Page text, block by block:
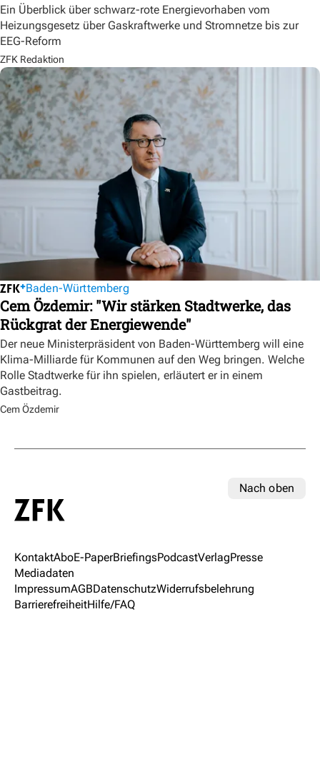
Ein Überblick über schwarz-rote Energievorhaben vom
Heizungsgesetz über Gaskraftwerke und Stromnetze bis zur
EEG-Reform
ZFK Redaktion
Baden-Württemberg
Cem Özdemir: "Wir stärken Stadtwerke, das
Rückgrat der Energiewende"
Der neue Ministerpräsident von Baden-Württemberg will eine
Klima-Milliarde für Kommunen auf den Weg bringen. Welche
Rolle Stadtwerke für ihn spielen, erläutert er in einem
Gastbeitrag.
Cem Özdemir
Nach oben
KontaktAboE-PaperBriefingsPodcastVerlagPresse
Mediadaten
ImpressumAGBDatenschutzWiderrufsbelehrung
BarrierefreiheitHilfe/FAQ